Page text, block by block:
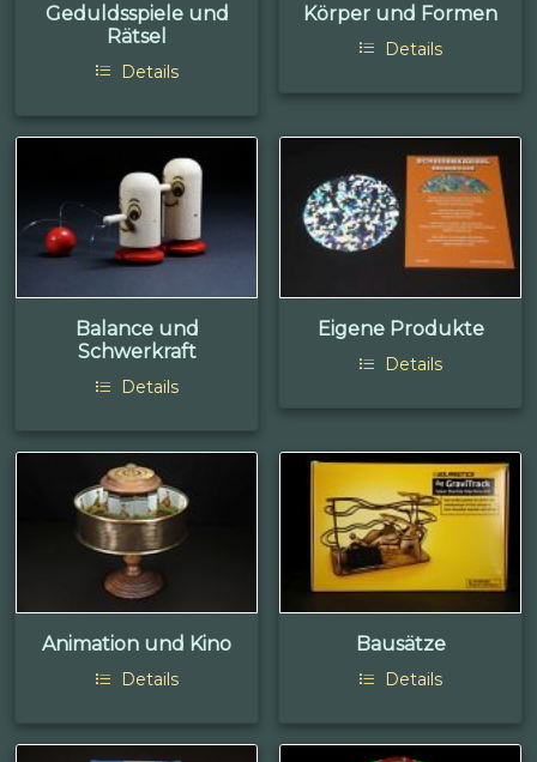
Geduldsspiele und
Rätsel
Details
Körper und Formen
Details
Balance und
Schwerkraft
Details
Eigene Produkte
Details
Animation und Kino
Details
Bausätze
Details